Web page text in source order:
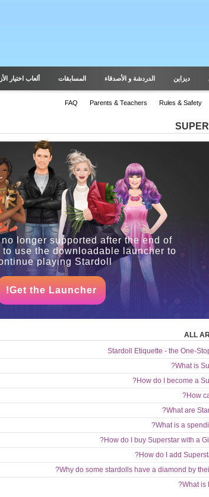
ديزاين الدردشة و الأصدقاء المسابقات ألعاب اختيار
Rules & Safety
Parents & Teachers
FAQ
longer supported after the end of
use the downloadable launcher to
playing Stardoll.
Get the Launcher!
ALL
Stardoll Etiquette - the One-
What is
How do I become a
How
What are
What is a
How do I buy Superstar with a
How do I add
Why do some stardolls have a diamond by
What is